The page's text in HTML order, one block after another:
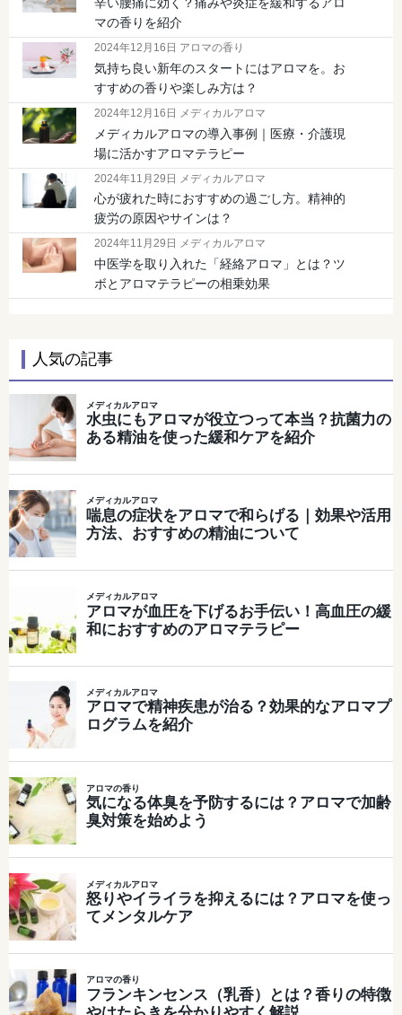
マの香りを紹介
2024年12月16日 アロマの香り
気持ち良い新年のスタートにはアロマを。お
すすめの香りや楽しみ方は？
2024年12月16日 メディカルアロマ
メディカルアロマの導入事例｜医療・介護現
場に活かすアロマテラピー
2024年11月29日 メディカルアロマ
心が疲れた時におすすめの過ごし方。精神的
疲労の原因やサインは？
2024年11月29日 メディカルアロマ
中医学を取り入れた「経絡アロマ」とは？ツ
ボとアロマテラピーの相乗効果
人気の記事